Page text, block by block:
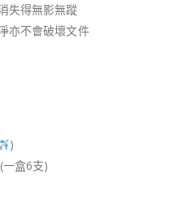
失得無影無蹤
亦不會破壞文件
)
盒6支)